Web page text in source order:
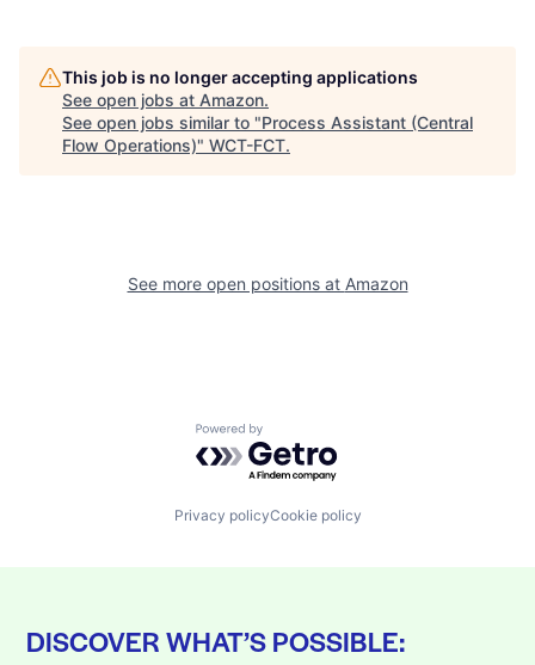
This job is no longer accepting applications
See open jobs at Amazon.
See open jobs similar to "Process Assistant (Central
Flow Operations)" WCT-FCT.
See more open positions at Amazon
Powered by Getro.com
Privacy policyCookie policy
DISCOVER WHAT’S POSSIBLE: